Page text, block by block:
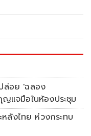
ล่อย 'ฉลอง
ญแจมือในห้องประชุม
ลังไทย ห่วงกระทบ